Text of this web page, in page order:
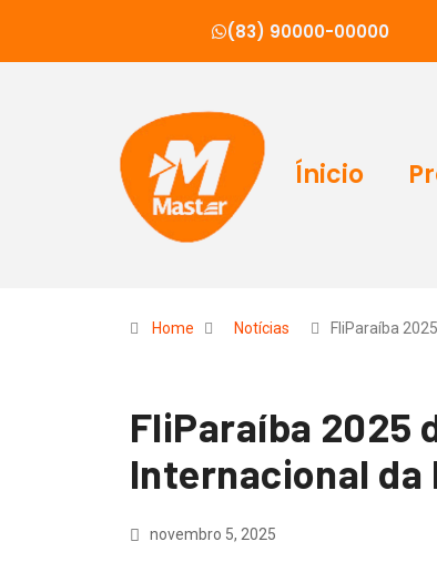
(83) 90000-00000
Ínicio
Home Notícias FliParaíba
FliParaíba 2025
Internacional da
novembro 5, 2025